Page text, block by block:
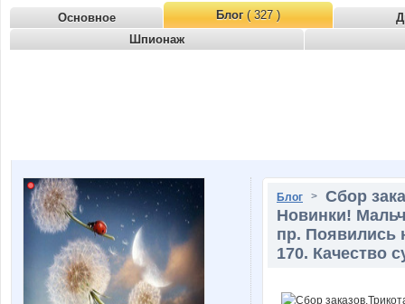
Основное Блог( 327 )
Шпионаж
Блог > Сбор
Новинки!
пр. Появились
170. Качество